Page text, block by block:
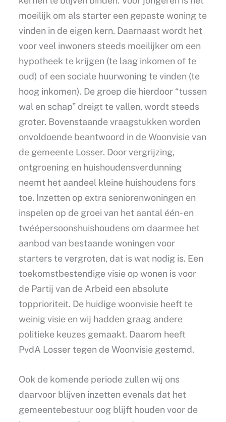
moeilijk om als starter een gepaste woning te
vinden in de eigen kern. Daarnaast wordt het
voor veel inwoners steeds moeilijker om een
hypotheek te krijgen (te laag inkomen of te
oud) of een sociale huurwoning te vinden (te
hoog inkomen). De groep die hierdoor “tussen
wal en schap” dreigt te vallen, wordt steeds
groter. Bovenstaande vraagstukken worden
onvoldoende beantwoord in de Woonvisie van
de gemeente Losser. Door vergrijzing,
ontgroening en huishoudensverdunning
neemt het aandeel kleine huishoudens fors
toe. Inzetten op extra seniorenwoningen en
inspelen op de groei van het aantal één- en
twéépersoonshuishoudens om daarmee het
aanbod van bestaande woningen voor
starters te vergroten, dat is wat nodig is. Een
toekomstbestendige visie op wonen is voor
de Partij van de Arbeid een absolute
topprioriteit. De huidige woonvisie heeft te
weinig visie en wij hadden graag andere
politieke keuzes gemaakt. Daarom heeft
PvdA Losser tegen de Woonvisie gestemd.
Ook de komende periode zullen wij ons
daarvoor blijven inzetten evenals dat het
gemeentebestuur oog blijft houden voor de